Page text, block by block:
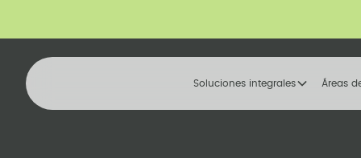
Soluciones integrales Áreas